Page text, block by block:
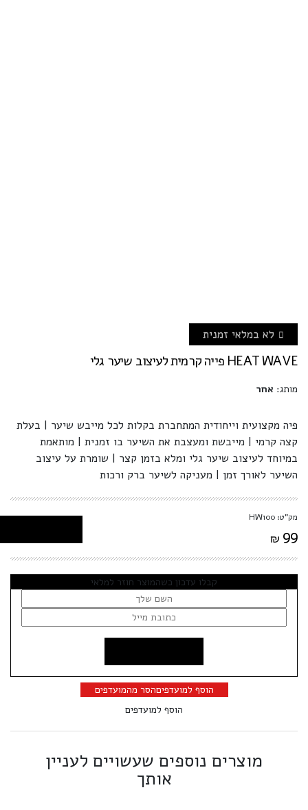
לא במלאי זמנית
HEAT WAVE פייה קרמית לעיצוב שיער גלי
מותג: אחר
פיה מקצועית וייחודית המתחברת בקלות לכל מייבש שיער | בעלת
קצה קרמי | מייבשת ומעצבת את השיער בו זמנית | מותאמת
במיוחד לעיצוב שיער גלי ומלא בזמן קצר | שומרת על עיצוב
השיער לאורך זמן | מעניקה לשיער ברק ורכות
מק"ט: HW100
₪ 99
קבלו עדכון כשהמוצר חוזר למלאי
הוסף למועדפיםהסר מהמועדפים
הוסף למועדפים
מוצרים נוספים שעשויים לעניין
אותך